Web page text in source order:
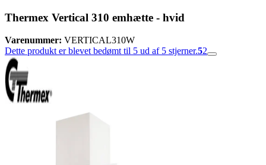
Thermex Vertical 310 emhætte - hvid
Varenummer: VERTICAL310W
Dette produkt er blevet bedømt til 5 ud af 5 stjerner.52